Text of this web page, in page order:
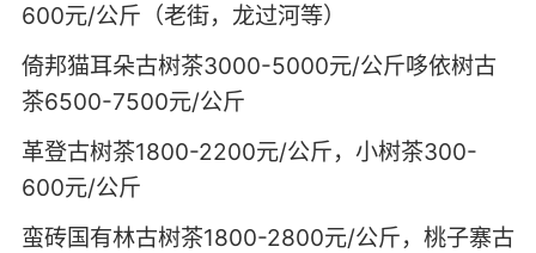
600元/公斤（老街，龙过河等）
倚邦猫耳朵古树茶3000-5000元/公斤哆依树古
茶6500-7500元/公斤
革登古树茶1800-2200元/公斤，小树茶300-
600元/公斤
蛮砖国有林古树茶1800-2800元/公斤，桃子寨古